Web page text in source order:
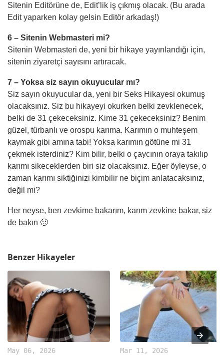
Sitenin Editörüne de, Edit’lik iş çıkmış olacak. (Bu arada
Edit yaparken kolay gelsin Editör arkadaş!)
6 – Sitenin Webmasteri mi?
Sitenin Webmasteri de, yeni bir hikaye yayınlandığı için,
sitenin ziyaretçi sayısını artıracak.
7 – Yoksa siz sayın okuyucular mı?
Siz sayın okuyucular da, yeni bir Seks Hikayesi okumuş
olacaksınız. Siz bu hikayeyi okurken belki zevklenecek,
belki de 31 çekeceksiniz. Kime 31 çekeceksiniz? Benim
güzel, türbanlı ve orospu karıma. Karımın o muhteşem
kaymak gibi amına tabi! Yoksa karımın götüne mi 31
çekmek isterdiniz? Kim bilir, belki o çaycının oraya takılıp
karımı sikeceklerden biri siz olacaksınız. Eğer öyleyse, o
zaman karımı siktiğinizi kimbilir ne biçim anlatacaksınız,
değil mi?
Her neyse, ben zevkime bakarım, karım zevkine bakar, siz
de bakın 🙂
Benzer Hikayeler
May 06, 2026 Mar 11, 2026